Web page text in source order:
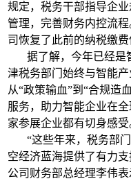
规定，税务干部指导企
管理，完善财务内控流
司恢复了此前的纳税缴费
据了解，今年已经是
津税务部门始终与智能
从“政策输血”到“合规造
服务，助力智能企业在
家参展企业都有切身感受
“这些年来，税务部门
空经济蓝海提供了有力
公司财务部总经理李伟